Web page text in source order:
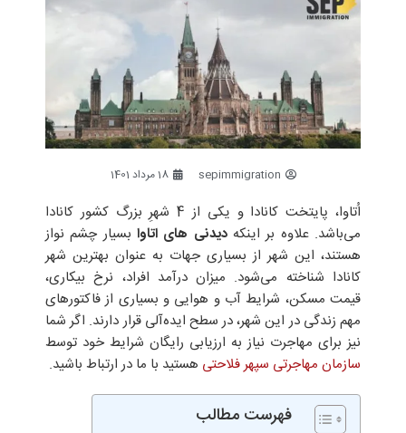
sepimmigration 18 مرداد 1401
اُتاوا، پایتخت کانادا و یکی از 4 شهرِ بزرگ کشور کانادا
می‌باشد. علاوه بر اینکهدیدنی ‌های اتاوا بسیار چشم نواز
هستند، این شهر از بسیاری جهات به عنوان بهترین شهر
کانادا شناخته می‌شود. میزان درآمد افراد، نرخ بیکاری،
قیمت مسکن، شرایط آب و هوایی و بسیاری از فاکتورهای
مهم زندگی در این شهر، در سطح ایده‌آلی قرار دارند. اگر شما
نیز برای مهاجرت نیاز به ارزیابی رایگان شرایط خود توسط
سازمان مهاجرتی سپهر فلاحتی هستید با ما در ارتباط باشید.
فهرست مطالب